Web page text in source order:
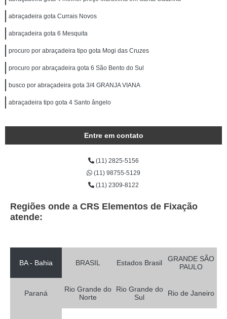
abraçadeira gota Currais Novos
abraçadeira gota 6 Mesquita
procuro por abraçadeira tipo gota Mogi das Cruzes
procuro por abraçadeira gota 6 São Bento do Sul
busco por abraçadeira gota 3/4 GRANJA VIANA
abraçadeira tipo gota 4 Santo ângelo
Entre em contato
(11) 2825-5156
(11) 98755-5129
(11) 2309-8122
Regiões onde a CRS Elementos de Fixação
atende:
BA - Bahia BRASIL Estados Brasil
GRANDE SÃO
PAULO
Paraná
Rio Grande do
Norte
Rio Grande do
Sul
Rio de Janeiro